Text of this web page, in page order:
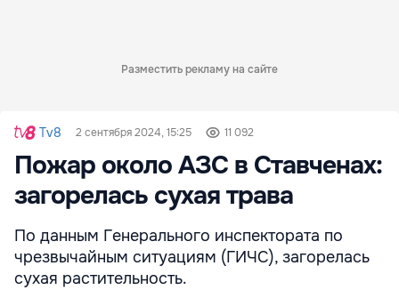
Разместить рекламу на сайте
Tv8 2 сентября 2024, 15:25 11 092
Пожар около АЗС в Ставченах:
загорелась сухая трава
По данным Генерального инспектората по
чрезвычайным ситуациям (ГИЧС), загорелась
сухая растительность.